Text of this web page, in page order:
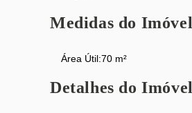
Infraestrutura do Prédio:
Alarme
Porteiro 24 horas
Medidas do Imóvel
Área Útil:70 m²
Detalhes do Imóvel